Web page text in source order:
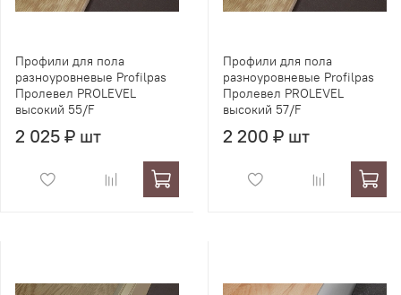
Профили для пола
разноуровневые Profilpas
Пролевел PROLEVEL
высокий 55/F
2 025 ₽ шт
Профили для пола
разноуровневые Profilpas
Пролевел PROLEVEL
высокий 57/F
2 200 ₽ шт